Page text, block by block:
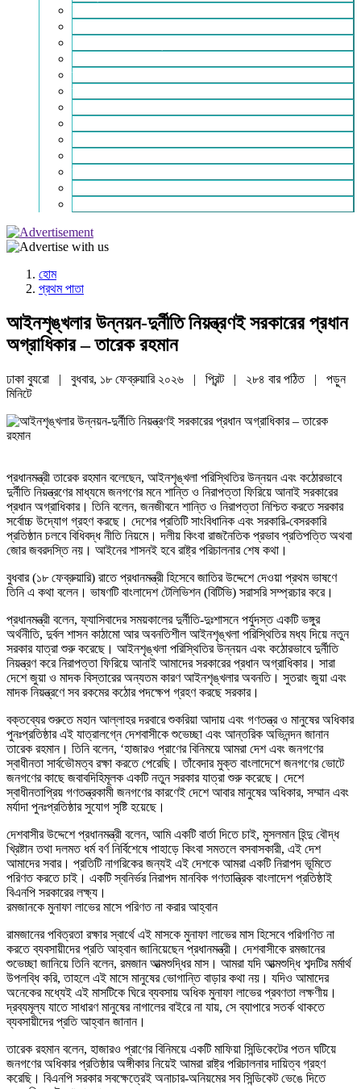
হোম
প্রথম পাতা
আইনশৃঙ্খলার উন্নয়ন-দুর্নীতি নিয়ন্ত্রণই সরকারের প্রধান
অগ্রাধিকার – তারেক রহমান
ঢাকা ব্যুরো | বুধবার, ১৮ ফেব্রুয়ারি ২০২৬ | প্রিন্ট | ২৮৪ বার পঠিত
| পড়ুন
মিনিটে
প্রধানমন্ত্রী তারেক রহমান বলেছেন, আইনশৃঙ্খলা পরিস্থিতির উন্নয়ন এবং কঠোরভাবে
দুর্নীতি নিয়ন্ত্রণের মাধ্যমে জনগণের মনে শান্তি ও নিরাপত্তা ফিরিয়ে আনাই সরকারের
প্রধান অগ্রাধিকার। তিনি বলেন, জনজীবনে শান্তি ও নিরাপত্তা নিশ্চিত করতে সরকার
সর্বোচ্চ উদ্যোগ গ্রহণ করছে। দেশের প্রতিটি সাংবিধানিক এবং সরকারি-বেসরকারি
প্রতিষ্ঠান চলবে বিধিবদ্ধ নীতি নিয়মে। দলীয় কিংবা রাজনৈতিক প্রভাব প্রতিপত্তি অথবা
জোর জবরদস্তি নয়। আইনের শাসনই হবে রাষ্ট্র পরিচালনার শেষ কথা।
বুধবার (১৮ ফেব্রুয়ারি) রাতে প্রধানমন্ত্রী হিসেবে জাতির উদ্দেশে দেওয়া প্রথম ভাষণে
তিনি এ কথা বলেন। ভাষণটি বাংলাদেশ টেলিভিশন (বিটিভি) সরাসরি সম্প্রচার করে।
প্রধানমন্ত্রী বলেন, ফ্যাসিবাদের সময়কালের দুর্নীতি-দুঃশাসনে পর্যুদস্ত একটি ভঙ্গুর
অর্থনীতি, দুর্বল শাসন কাঠামো আর অবনতিশীল আইনশৃঙ্খলা পরিস্থিতির মধ্য দিয়ে নতুন
সরকার যাত্রা শুরু করেছে। আইনশৃঙ্খলা পরিস্থিতির উন্নয়ন এবং কঠোরভাবে দুর্নীতি
নিয়ন্ত্রণ করে নিরাপত্তা ফিরিয়ে আনাই আমাদের সরকারের প্রধান অগ্রাধিকার। সারা
দেশে জুয়া ও মাদক বিস্তারের অন্যতম কারণ আইনশৃঙ্খলার অবনতি। সুতরাং জুয়া এবং
মাদক নিয়ন্ত্রণে সব রকমের কঠোর পদক্ষেপ গ্রহণ করছে সরকার।
বক্তব্যের শুরুতে মহান আল্লাহর দরবারে শুকরিয়া আদায় এবং গণতন্ত্র ও মানুষের অধিকার
পুনঃপ্রতিষ্ঠার এই যাত্রালগ্নে দেশবাসীকে শুভেচ্ছা এবং আন্তরিক অভিনন্দন জানান
তারেক রহমান। তিনি বলেন, ‘হাজারও প্রাণের বিনিময়ে আমরা দেশ এবং জনগণের
স্বাধীনতা সার্বভৌমত্ব রক্ষা করতে পেরেছি। তাঁবেদার মুক্ত বাংলাদেশে জনগণের ভোটে
জনগণের কাছে জবাবদিহিমূলক একটি নতুন সরকার যাত্রা শুরু করেছে। দেশে
স্বাধীনতাপ্রিয় গণতন্ত্রকামী জনগণের কারণেই দেশে আবার মানুষের অধিকার, সম্মান এবং
মর্যাদা পুনঃপ্রতিষ্ঠার সুযোগ সৃষ্টি হয়েছে।
দেশবাসীর উদ্দেশে প্রধানমন্ত্রী বলেন, আমি একটি বার্তা দিতে চাই, মুসলমান হিন্দু বৌদ্ধ
খ্রিষ্টান তথা দলমত ধর্ম বর্ণ নির্বিশেষে পাহাড়ে কিংবা সমতলে বসবাসকারী, এই দেশ
আমাদের সবার। প্রতিটি নাগরিকের জন্যই এই দেশকে আমরা একটি নিরাপদ ভূমিতে
পরিণত করতে চাই। একটি স্বনির্ভর নিরাপদ মানবিক গণতান্ত্রিক বাংলাদেশ প্রতিষ্ঠাই
বিএনপি সরকারের লক্ষ্য।
রমজানকে মুনাফা লাভের মাসে পরিণত না করার আহ্বান
রামজানের পবিত্রতা রক্ষার স্বার্থে এই মাসকে মুনাফা লাভের মাস হিসেবে পরিগণিত না
করতে ব্যবসায়ীদের প্রতি আহ্বান জানিয়েছেন প্রধানমন্ত্রী। দেশবাসীকে রমজানের
শুভেচ্ছা জানিয়ে তিনি বলেন, রমজান আত্মশুদ্ধির মাস। আমরা যদি আত্মশুদ্ধি শব্দটির মর্মার্থ
উপলব্ধি করি, তাহলে এই মাসে মানুষের ভোগান্তি বাড়ার কথা নয়। যদিও আমাদের
অনেকের মধ্যেই এই মাসটিকে ঘিরে ব্যবসায় অধিক মুনাফা লাভের প্রবণতা লক্ষণীয়।
দ্রব্যমূল্য যাতে সাধারণ মানুষের নাগালের বাইরে না যায়, সে ব্যাপারে সতর্ক থাকতে
ব্যবসায়ীদের প্রতি আহ্বান জানান।
তারেক রহমান বলেন, হাজারও প্রাণের বিনিময়ে একটি মাফিয়া সিন্ডিকেটের পতন ঘটিয়ে
জনগণের অধিকার প্রতিষ্ঠার অঙ্গীকার নিয়েই আমরা রাষ্ট্র পরিচালনার দায়িত্ব গ্রহণ
করেছি। বিএনপি সরকার সবক্ষেত্রেই অনাচার-অনিয়মের সব সিন্ডিকেট ভেঙে দিতে